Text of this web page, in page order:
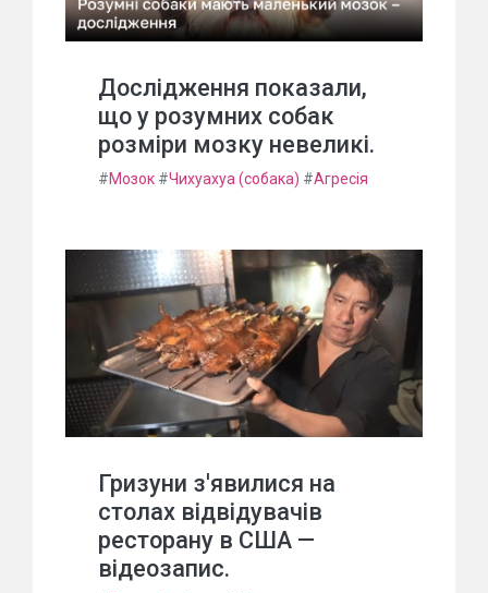
Дослідження показали,
що у розумних собак
розміри мозку невеликі.
#Мозок #Чихуахуа (собака) #Агресія
Гризуни з'явилися на
столах відвідувачів
ресторану в США —
відеозапис.